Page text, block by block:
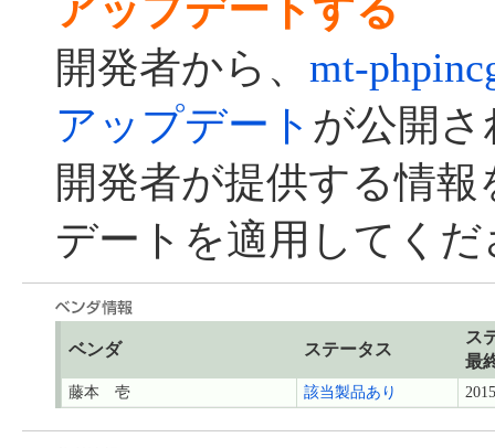
アップデートする
開発者から、 mt-
アップデート が公開
開発者が提供する情
デートを適用してくだ
ベンダ ステータス
ス
最
藤本 壱 該当製品あり